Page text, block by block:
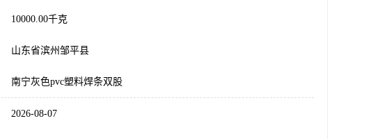
10000.00千克
山东省滨州邹平县
南宁灰色pvc塑料焊条双股
2026-08-07